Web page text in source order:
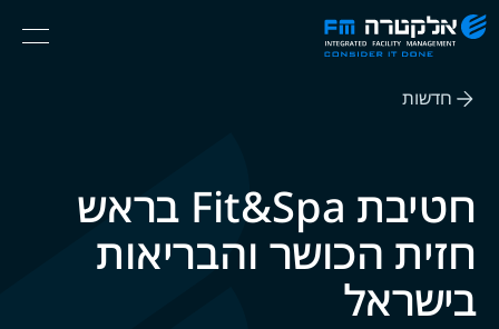
Skip
the
אלקטרה
Menu
חדשות
חטיבת Fit&Spa בראש
חזית הכושר והבריאות
בישראל